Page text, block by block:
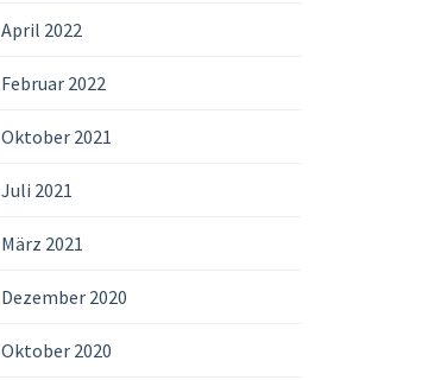
April 2022
Februar 2022
Oktober 2021
Juli 2021
März 2021
Dezember 2020
Oktober 2020